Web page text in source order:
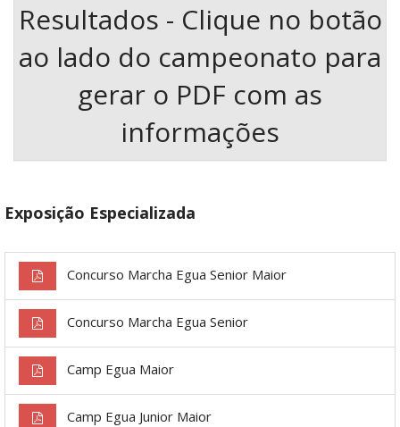
Resultados - Clique no botão
ao lado do campeonato para
gerar o PDF com as
informações
Exposição Especializada
Concurso Marcha Egua Senior Maior
Concurso Marcha Egua Senior
Camp Egua Maior
Camp Egua Junior Maior